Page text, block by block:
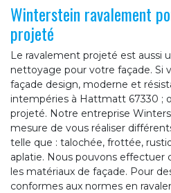
Winterstein ravalement
projeté
Le ravalement projeté est aussi
nettoyage pour votre façade. Si
façade design, moderne et
intempéries à Hattmatt 67330 ;
projeté. Notre entreprise
mesure de vous réaliser
telle que : talochée, frottée,
aplatie. Nous pouvons
les matériaux de façade. Pour
conformes aux normes en